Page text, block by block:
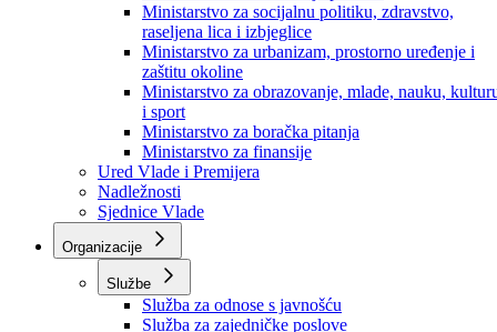
Ministarstvo za privredu
Ministarstvo za pravosuđe, upravu i radne odnose
Ministarstvo za unutrašnje poslove
Ministarstvo za socijalnu politiku, zdravstvo,
raseljena lica i izbjeglice
Ministarstvo za urbanizam, prostorno uređenje i
zaštitu okoline
Ministarstvo za obrazovanje, mlade, nauku,
i sport
Ministarstvo za boračka pitanja
Ministarstvo za finansije
Ured Vlade i Premijera
Nadležnosti
Sjednice Vlade
Organizacije